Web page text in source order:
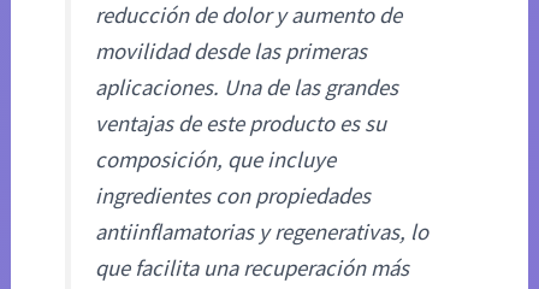
reducción de dolor y aumento de
movilidad desde las primeras
aplicaciones. Una de las grandes
ventajas de este producto es su
composición, que incluye
ingredientes con propiedades
antiinflamatorias y regenerativas, lo
que facilita una recuperación más